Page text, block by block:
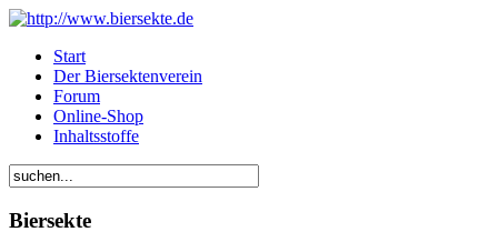
Start
Der Biersektenverein
Forum
Online-Shop
Inhaltsstoffe
Biersekte